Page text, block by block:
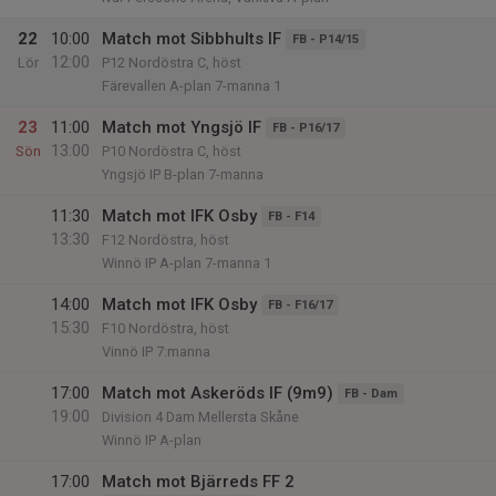
22
Lör
10:00
12:00
Match mot Sibbhults IF FB - P14/15
P12 Nordöstra C, höst
Färevallen A-plan 7-manna 1
23
Sön
11:00
13:00
Match mot Yngsjö IF FB - P16/17
P10 Nordöstra C, höst
Yngsjö IP B-plan 7-manna
11:30
13:30
Match mot IFK Osby FB - F14
F12 Nordöstra, höst
Winnö IP A-plan 7-manna 1
14:00
15:30
Match mot IFK Osby FB - F16/17
F10 Nordöstra, höst
Vinnö IP 7:manna
17:00
19:00
Match mot Askeröds IF (9m9) FB - Dam
Division 4 Dam Mellersta Skåne
Winnö IP A-plan
17:00
Match mot Bjärreds FF 2